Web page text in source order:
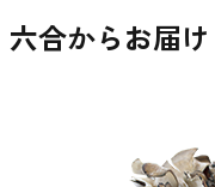
六合からお届